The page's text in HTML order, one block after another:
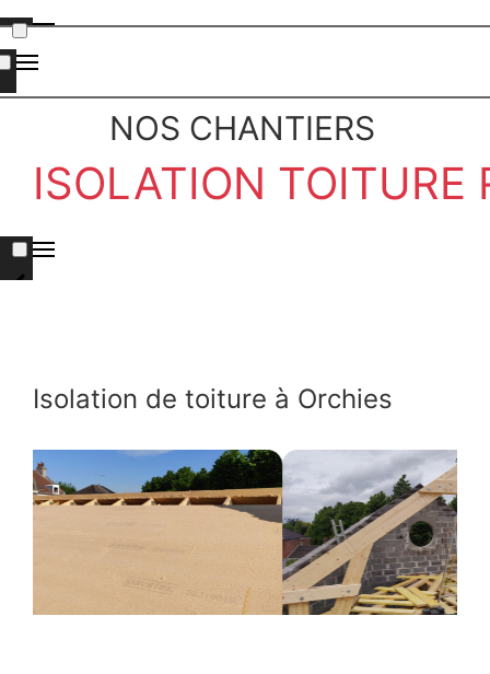
NOS CHANTIERS
ISOLATION TOITURE
Isolation de toiture à Orchies